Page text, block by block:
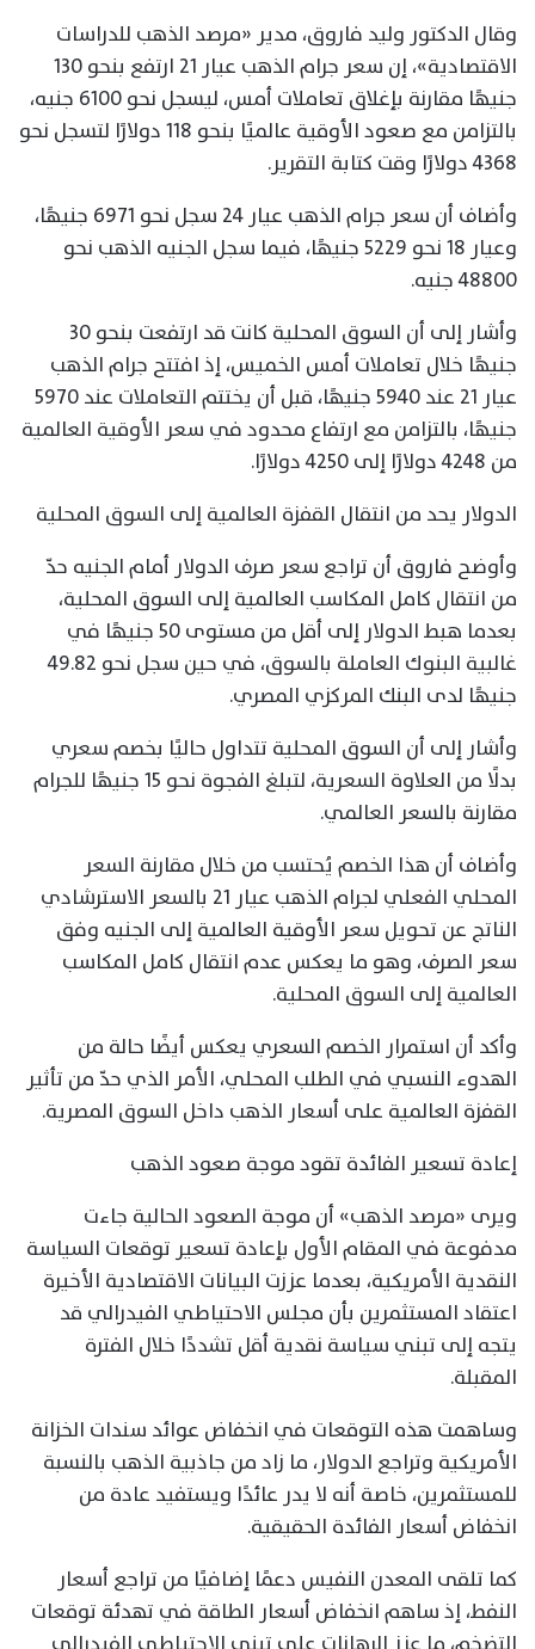
وقال الدكتور وليد فاروق، مدير «مرصد الذهب للدراسات
الاقتصادية»، إن سعر جرام الذهب عيار 21 ارتفع بنحو 130
جنيهًا مقارنة بإغلاق تعاملات أمس، ليسجل نحو 6100 جنيه،
بالتزامن مع صعود الأوقية عالميًا بنحو 118 دولارًا لتسجل نحو
4368 دولارًا وقت كتابة التقرير.
وأضاف أن سعر جرام الذهب عيار 24 سجل نحو 6971 جنيهًا،
وعيار 18 نحو 5229 جنيهًا، فيما سجل الجنيه الذهب نحو
48800 جنيه.
وأشار إلى أن السوق المحلية كانت قد ارتفعت بنحو 30
جنيهًا خلال تعاملات أمس الخميس، إذ افتتح جرام الذهب
عيار 21 عند 5940 جنيهًا، قبل أن يختتم التعاملات عند 5970
جنيهًا، بالتزامن مع ارتفاع محدود في سعر الأوقية العالمية
من 4248 دولارًا إلى 4250 دولارًا.
الدولار يحد من انتقال القفزة العالمية إلى السوق المحلية
وأوضح فاروق أن تراجع سعر صرف الدولار أمام الجنيه حدّ
من انتقال كامل المكاسب العالمية إلى السوق المحلية،
بعدما هبط الدولار إلى أقل من مستوى 50 جنيهًا في
غالبية البنوك العاملة بالسوق، في حين سجل نحو 49.82
جنيهًا لدى البنك المركزي المصري.
وأشار إلى أن السوق المحلية تتداول حاليًا بخصم سعري
بدلًا من العلاوة السعرية، لتبلغ الفجوة نحو 15 جنيهًا للجرام
مقارنة بالسعر العالمي.
وأضاف أن هذا الخصم يُحتسب من خلال مقارنة السعر
المحلي الفعلي لجرام الذهب عيار 21 بالسعر الاسترشادي
الناتج عن تحويل سعر الأوقية العالمية إلى الجنيه وفق
سعر الصرف، وهو ما يعكس عدم انتقال كامل المكاسب
العالمية إلى السوق المحلية.
وأكد أن استمرار الخصم السعري يعكس أيضًا حالة من
الهدوء النسبي في الطلب المحلي، الأمر الذي حدّ من تأثير
القفزة العالمية على أسعار الذهب داخل السوق المصرية.
إعادة تسعير الفائدة تقود موجة صعود الذهب
ويرى «مرصد الذهب» أن موجة الصعود الحالية جاءت
مدفوعة في المقام الأول بإعادة تسعير توقعات السياسة
النقدية الأمريكية، بعدما عززت البيانات الاقتصادية الأخيرة
اعتقاد المستثمرين بأن مجلس الاحتياطي الفيدرالي قد
يتجه إلى تبني سياسة نقدية أقل تشددًا خلال الفترة
المقبلة.
وساهمت هذه التوقعات في انخفاض عوائد سندات الخزانة
الأمريكية وتراجع الدولار، ما زاد من جاذبية الذهب بالنسبة
للمستثمرين، خاصة أنه لا يدر عائدًا ويستفيد عادة من
انخفاض أسعار الفائدة الحقيقية.
كما تلقى المعدن النفيس دعمًا إضافيًا من تراجع أسعار
النفط، إذ ساهم انخفاض أسعار الطاقة في تهدئة توقعات